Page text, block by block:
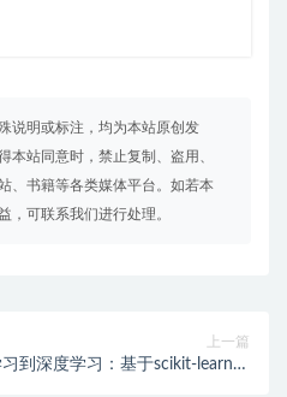
说明或标注，均为本站原创发
本站同意时，禁止复制、盗用、
、书籍等各类媒体平台。如若本
，可联系我们进行处理。
上一篇
到深度学习：基于scikit-learn与